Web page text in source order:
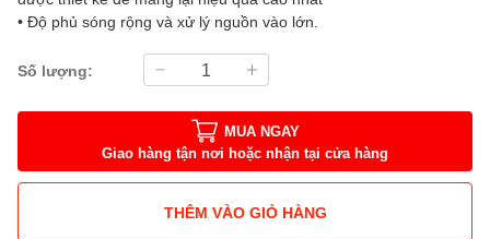
• Độ phủ sóng rộng và xử lý nguồn vào lớn.
Số lượng:
MUA NGAY
Giao hàng tận nơi hoặc nhận tại cửa hàng
THÊM VÀO GIỎ HÀNG